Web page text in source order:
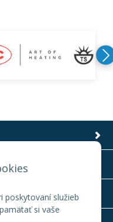
poskytovaní služieb
si vaše